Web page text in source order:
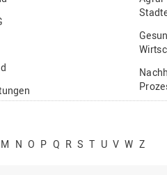
M N O P Q R S T U V W Z